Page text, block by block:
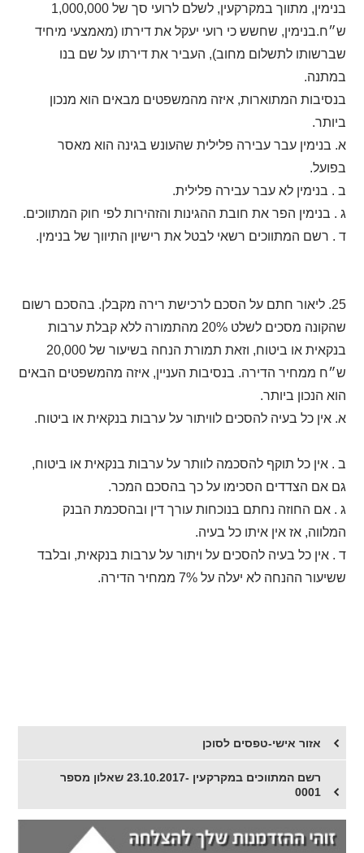
בנימין, מתווך במקרקעין, לשלם לרועי סך של 1,000,000
ש״ח.בנימין, שחשש כי רועי יעקל את דירתו (מאמצעי מיחיד
שברשותו לתשלום מחוב), העביר את דירתו על שם בנו
במתנה.
בנסיבות המתוארות, איזה מהמשפטים מבאים הוא מנכון
ביותר.
א. בנימין עבר עבירה פלילית שהעונש בגינה הוא מאסר
בפועל.
ב . בנימין לא עבר עבירה פלילית.
ג . בנימין הפר את חובת ההגינות והזהירות לפי חוק המתווכים.
ד . רשם המתווכים רשאי לבטל את רישיון התיווך של בנימין.
25. ליאור חתם על הסכם לרכישת רירה מקבלן. בהסכם רשום
שהקונה מסכים לשלט 20% מהתמורה ללא קבלת ערבות
בנקאית או ביטוח, וזאת תמורת הנחה בשיעור של 20,000
ש״ח ממחיר הדירה. בנסיבות העניין, איזה מהמשפטים הבאים
הוא הנכון ביותר.
א. אין כל בעיה להסכים לוויתור על ערבות בנקאית או ביטוח.
ב . אין כל תוקף להסכמה לוותר על ערבות בנקאית או ביטוח,
גם אם הצדדים הסכימו על כך בהסכם המכר.
ג . אם החוזה נחתם בנוכחות עורך דין ובהסכמת הבנק
המלווה, אז אין איתו כל בעיה.
ד . אין כל בעיה להסכים על ויתור על ערבות בנקאית, ובלבד
ששיעור ההנחה לא יעלה על 7% ממחיר הדירה.
אזור אישי-טפסים לסוכן
רשם המתווכים במקרקעין -23.10.2017 שאלון מספר
0001